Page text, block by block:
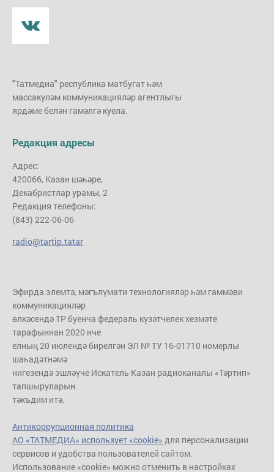
"Татмедиа" республика матбугат һәм
массакуләм коммуникацияләр агентлыгы
ярдәме белән гамәлгә куела.
Редакция адресы
Адрес:
420066, Казан шәһәре,
Декабристлар урамы, 2
Редакция телефоны:
(843) 222-06-06
radio@tartip.tatar
Эфирда элемтә, мәгълүмати технологияләр һәм гаммәви
коммуникацияләр
өлкәсендә ТР буенча федераль күзәтчелек хезмәте
тарафыннан 2020 нче
елның 20 июлендә бирелгән ЭЛ № ТУ 16-01710 номерлы
шаһадәтнәмә
нигезендә эшләүче Искатель Казан радиоканалы «Тәртип»
тапшыруларын
тәкъдим итә.
Антикоррупционная политика
АО «ТАТМЕДИА» использует «cookie» для персонализации
сервисов и удобства пользователей сайтом.
Использование «cookie» можно отменить в настройках